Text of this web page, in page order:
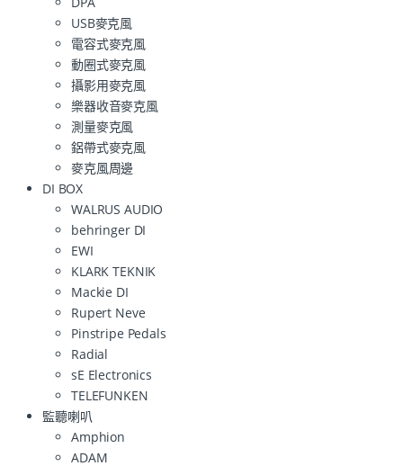
USB麥克風
電容式麥克風
動圈式麥克風
攝影用麥克風
樂器收音麥克風
測量麥克風
鋁帶式麥克風
麥克風周邊
DI BOX
WALRUS AUDIO
behringer DI
EWI
KLARK TEKNIK
Mackie DI
Rupert Neve
Pinstripe Pedals
Radial
sE Electronics
TELEFUNKEN
監聽喇叭
Amphion
ADAM